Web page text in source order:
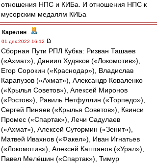
отношения НПС и КИБа. И отношения НПС к
мусорским медалям КИБа
Карелин -
01 дек 2022 16:12
Сборная Пути РПЛ Кубка: Ризван Ташаев
(«Ахмат»), Даниил Худяков («Локомотив»),
Егор Сорокин («Краснодар»), Владислав
Карапузов («Ахмат»), Александр Коваленко
(«Крылья Советов»), Алексей Миронов
(«Ростов»), Равиль Нетфуллин («Торпедо»),
Сергей Пиняев («Крылья Советов»), Квинси
Промес («Спартак»), Лечи Садулаев
(«Ахмат»), Алексей Сутормин («Зенит»),
Матвей Ивахнов («Факел»), Иван Игнатьев
(«Локомотив»), Алексей Каштанов («Урал»),
Павел Мелёшин («Спартак»), Тимур